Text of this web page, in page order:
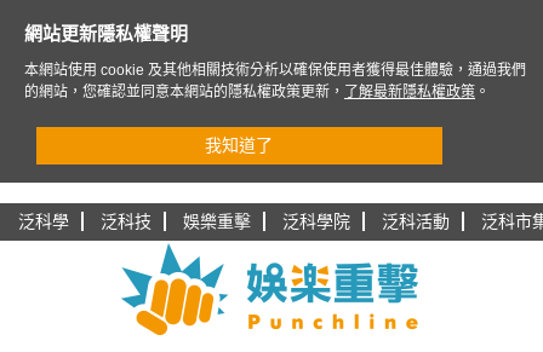
泛科學 泛科技 娛樂重擊 泛科學院 泛科活動 泛科市
網站更新隱私權聲明
本網站使用 cookie 及其他相關技術分析以確保使用者獲得最佳體驗，通過我們
的網站，您確認並同意本網站的隱私權政策更新，
了解最新隱私權政策 。
我知道了